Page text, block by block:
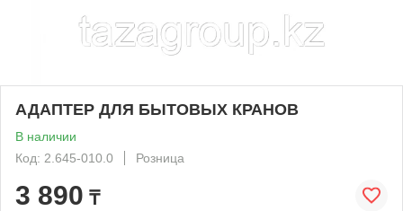
АДАПТЕР ДЛЯ БЫТОВЫХ КРАНОВ
В наличии
Код: 2.645-010.0
Розница
3 890 ₸